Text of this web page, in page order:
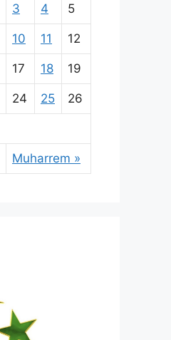
Muharrem »
3 4 5
10 11 12
17 18 19
24 25 26